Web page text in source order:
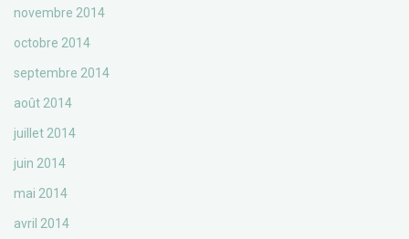
novembre 2014
octobre 2014
septembre 2014
août 2014
juillet 2014
juin 2014
mai 2014
avril 2014